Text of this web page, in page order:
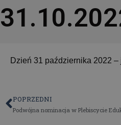
Dzień 31 października 2022 –
POPRZEDNI
Podwójna nominacja w Plebiscycie